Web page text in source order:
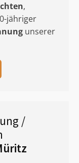
,
jähriger
unserer
/